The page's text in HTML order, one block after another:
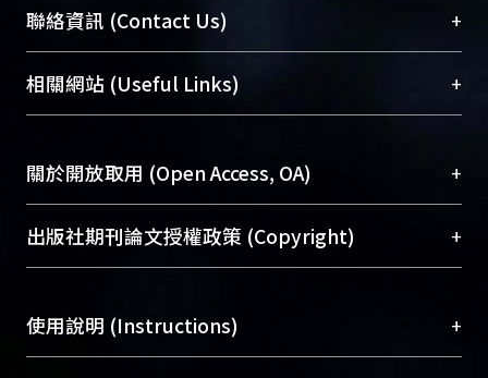
臺大位居世界頂尖大學之列，為永久珍藏及向國際
展現本校豐碩的研究成果及學術能量，圖書館整合
機構典藏（NTUR）與學術庫（AH）不同功能平
台，成為臺大學術典藏NTU scholars。期能整合研
成果。
To permanently archive and promote researcher
profiles and scholarly works, Library integrates the
services of “NTU Repository” with “Academic
聯絡資訊 (Contact Us) +
總館學科館員(Main Library)
醫學圖書館學科館員(Medical Library)
Sciences Library)
相關網站 (Useful Links) +
關於開放取用 (Open Access, OA) +
開放取用是從使用者角度提升資訊取用性的社會運
動，應用在學術研究上是透過將研究著作公開供使
用逐年攀升。同時可加速研究發展、提升研究影響
出版社期刊論文授權政策 (Copyright) +
含部分內容的版權非匯入者所有，或由第三方贊
助與合作完成，請確認該版權所有者及第三方同
使用說明 (Instructions) +